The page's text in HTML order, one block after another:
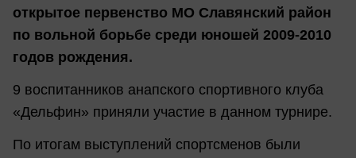
открытое первенство МО Славянский район
по вольной борьбе среди юношей 2009-2010
годов рождения.
9 воспитанников анапского спортивного клуба
«Дельфин» приняли участие в данном турнире.
По итогам выступлений спортсменов были